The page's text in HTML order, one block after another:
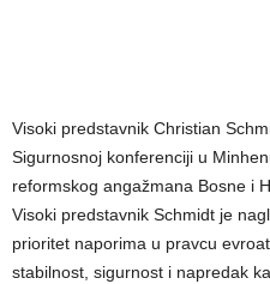
Visoki predstavnik Christian
Sigurnosnoj konferenciji u
reformskog angažmana Bosne i
Visoki predstavnik Schmidt je
prioritet naporima u pravcu
stabilnost, sigurnost i napredak